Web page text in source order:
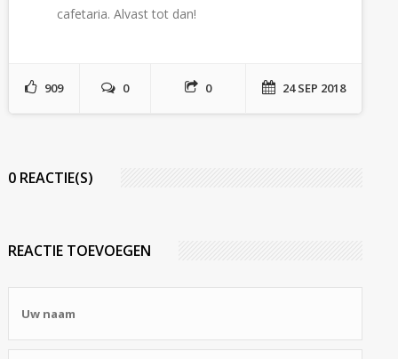
cafetaria. Alvast tot dan!
909 0 0 24 SEP 2018
0 REACTIE(S)
REACTIE TOEVOEGEN